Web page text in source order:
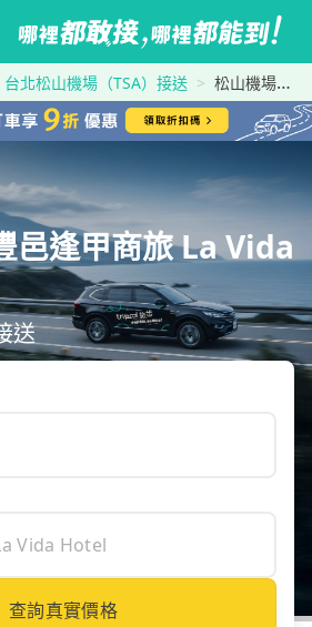
北松山機場（TSA）接送 松山機場到豐邑逢甲商旅 La Vida Hotel
邑逢甲商旅 La Vida
送
查詢真實價格